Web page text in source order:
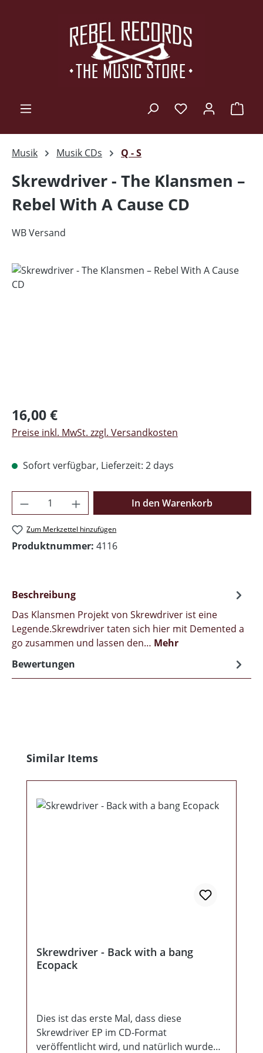
Musik Musik CDs Q - S
Skrewdriver - The Klansmen ‎–
Rebel With A Cause CD
WB Versand
Regulärer Preis:
16,00 €
Preise inkl. MwSt. zzgl. Versandkosten
Sofort verfügbar, Lieferzeit: 2 days
Produkt Anzahl: Gib den gewünschten
In den Warenkorb
Zum Merkzettel hinzufügen
Produktnummer: 4116
Beschreibung
Das Klansmen Projekt von Skrewdriver ist eine
Legende.Skrewdriver taten sich hier mit Demented a
go zusammen und lassen den… Mehr
Bewertungen
Produktgalerie überspringen
Similar Items
Skrewdriver - Back with a bang
Ecopack
Dies ist das erste Mal, dass diese
Skrewdriver EP im CD-Format
veröffentlicht wird, und natürlich wurde